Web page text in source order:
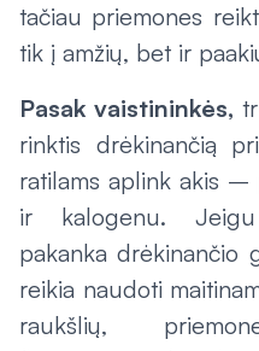
tačiau priemones
tik į amžių, bet ir
Pasak vaistininkės,
rinktis drėkinančią
ratilams aplink akis –
ir kalogenu. Jeigu
pakanka drėkinančio
reikia naudoti
raukšlių,